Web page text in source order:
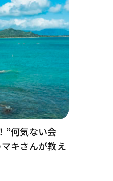
”何気ない会
キさんが教え